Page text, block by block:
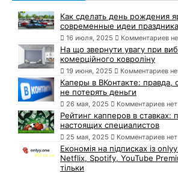
Как сделать день рождения
современные идеи
16 июля, 2025 Комментариев
На що звернути увагу при
комерційного ковроліну
19 июня, 2025 Комментариев
Каперы в ВКонтакте: правда,
не потерять деньги
26 мая, 2025 Комментариев нет
Рейтинг капперов в ставках:
настоящих специалистов
25 мая, 2025 Комментариев нет
Економія на підписках із
Netflix, Spotify, YouTube
тільки